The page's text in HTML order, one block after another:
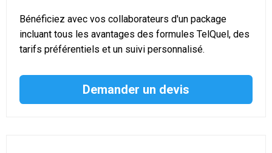
Bénéficiez avec vos collaborateurs d'un package
incluant tous les avantages des formules TelQuel, des
tarifs préférentiels et un suivi personnalisé.
Demander un devis